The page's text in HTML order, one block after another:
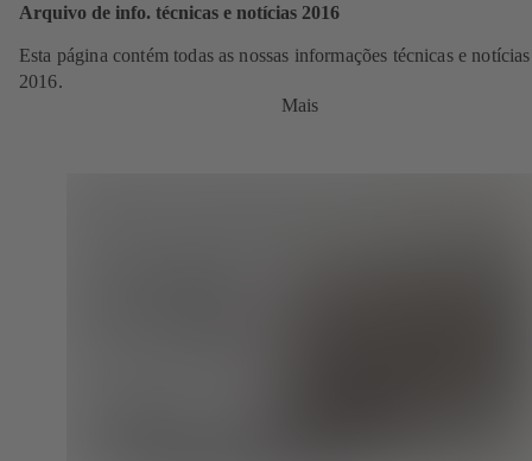
Arquivo de info. técnicas e notícias 2016
Esta página contém todas as nossas informações técnicas e
2016.
Mais